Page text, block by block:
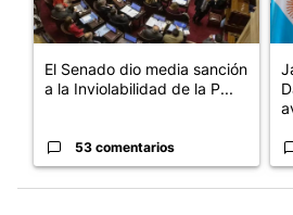
El Senado dio media sanción
a la Inviolabilidad de la P...
53 comentarios